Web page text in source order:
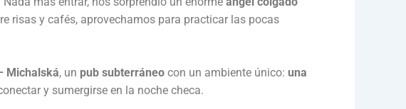
risas y cafés, aprovechamos para practicar las pocas
Michalská, un pub subterráneo con un ambiente único: una
y sumergirse en la noche checa.